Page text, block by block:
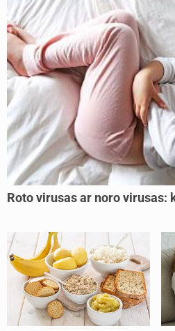
Roto virusas ar noro virusas: